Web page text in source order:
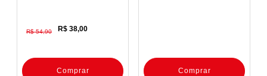
R$ 54,90 R$ 38,00
Comprar Comprar